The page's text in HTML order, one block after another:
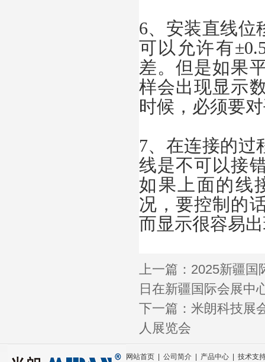
6、安装直线位
可以允许有
差。但是如果
样会出现显示
时候，必须要
7、在连接的过
线是不可以接
如果上面的线
况，要控制的
而显示很容易
上一篇： 2025新疆国
日在新疆国际会展中
下一篇： 米朗科技展
人展览会
网站首页 公司简介 产品中心
技术支